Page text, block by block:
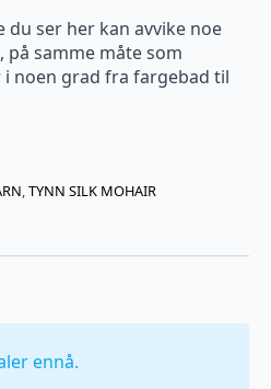
ser her kan avvike noe
på samme måte som
noen grad fra fargebad til
,TYNN SILK MOHAIR
ennå.